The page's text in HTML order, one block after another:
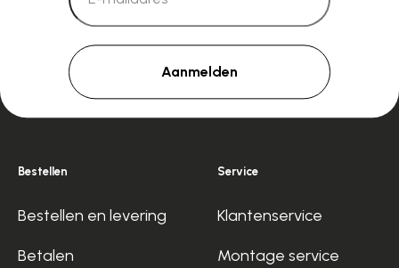
Aanmelden
Bestellen
Bestellen en levering
Betalen
Service
Klantenservice
Montage service